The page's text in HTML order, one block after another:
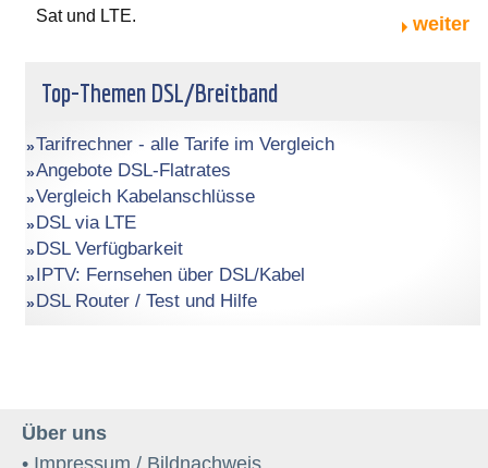
Sat und LTE.
weiter
Top-Themen DSL/Breitband
Tarifrechner - alle Tarife im Vergleich
Angebote DSL-Flatrates
Vergleich Kabelanschlüsse
DSL via LTE
DSL Verfügbarkeit
IPTV: Fernsehen über DSL/Kabel
DSL Router / Test und Hilfe
Über uns